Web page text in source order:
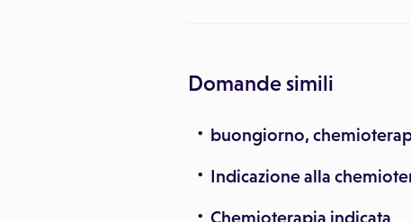
Domande simili
buongiorno,
Indicazione alla
Chemioterapia indicata